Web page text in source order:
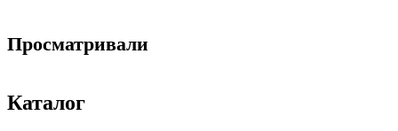
Просматривали
Каталог